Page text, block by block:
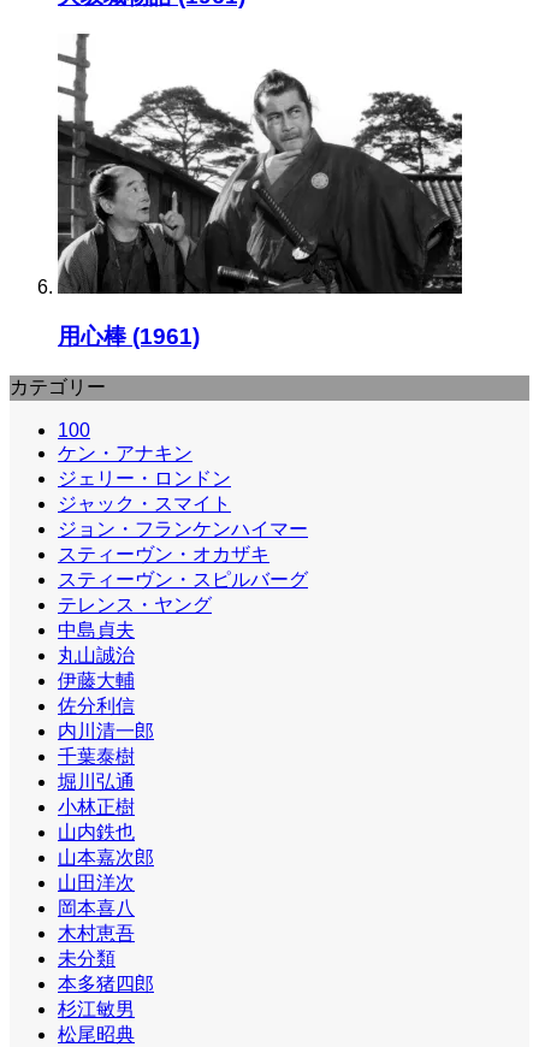
用心棒 (1961)
カテゴリー
100
ケン・アナキン
ジェリー・ロンドン
ジャック・スマイト
ジョン・フランケンハイマー
スティーヴン・オカザキ
スティーヴン・スピルバーグ
テレンス・ヤング
中島貞夫
丸山誠治
伊藤大輔
佐分利信
内川清一郎
千葉泰樹
堀川弘通
小林正樹
山内鉄也
山本嘉次郎
山田洋次
岡本喜八
木村恵吾
未分類
本多猪四郎
杉江敏男
松尾昭典